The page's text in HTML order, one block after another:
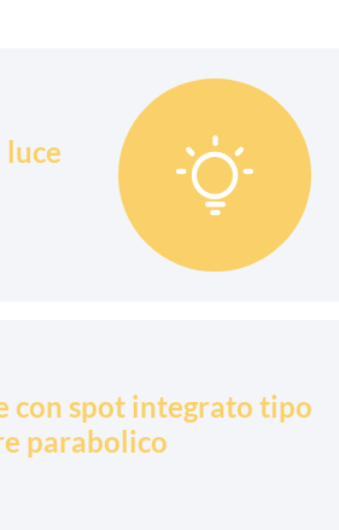

con spot integrato tipo
parabolico